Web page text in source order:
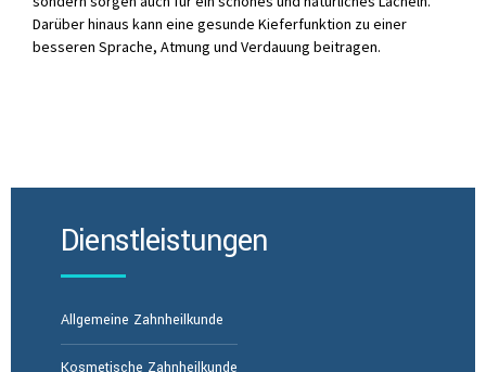
Darüber hinaus kann eine gesunde Kieferfunktion zu einer
besseren Sprache, Atmung und Verdauung beitragen.
Dienstleistungen
Allgemeine Zahnheilkunde
Kosmetische Zahnheilkunde